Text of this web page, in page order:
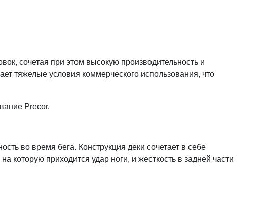
сочетая при этом высокую производительность и
тяжелые условия коммерческого использования, что
Precor.
во время бега. Конструкция деки сочетает в себе
которую приходится удар ноги, и жесткость в задней части